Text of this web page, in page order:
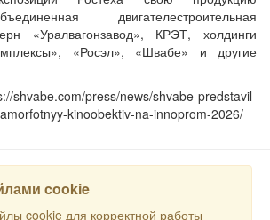
двигателестроительная
«Уралвагонзавод», КРЭТ, холдинги
«Росэл», «Швабе» и другие
press/news/shvabe-predstavil-
kinoobektiv-na-innoprom-2026/
cookie
cookie для корректной работы